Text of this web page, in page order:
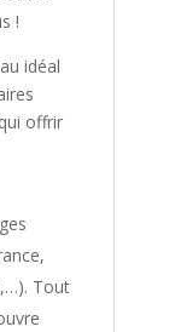
!
idéal
offrir
Tout